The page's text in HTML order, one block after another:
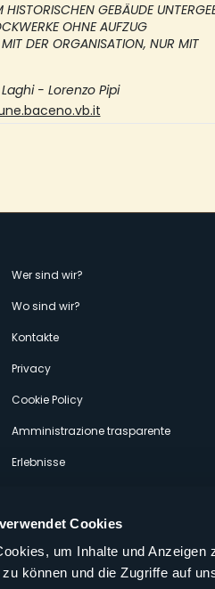
Cookies
um Inhalte und
können und die Zugriffe auf
GEBÄUDE
OHNE AUFZUG
DER ORGANISATION, NUR MIT
- Lorenzo Pipi
Menù
Wer sind wir?
Wo sind wir?
Kontakte
Privacy
Cookie Policy
Amministrazione trasparente
Erlebnisse